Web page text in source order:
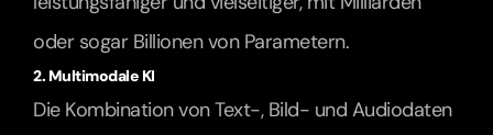
oder sogar Billionen von Parametern.
2. Multimodale KI
Die Kombination von Text-, Bild- und Audiodaten